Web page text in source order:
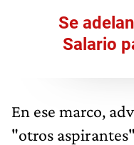
Se
Salario
En ese marco,
"otros